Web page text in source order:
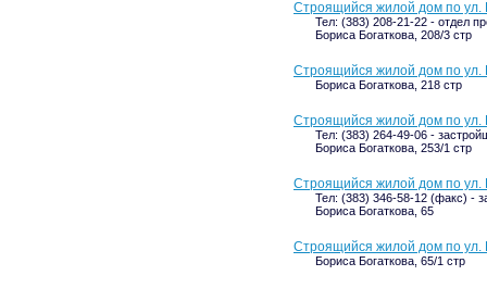
Строящийся жилой дом по ул.
Тел: (383) 208-21-22 - отдел
Бориса Богаткова, 208/3 стр
Строящийся жилой дом по ул.
Бориса Богаткова, 218 стр
Строящийся жилой дом по ул.
Тел: (383) 264-49-06 -
Бориса Богаткова, 253/1 стр
Строящийся жилой дом по ул.
Тел: (383) 346-58-12 (факс) -
Бориса Богаткова, 65
Строящийся жилой дом по ул.
Бориса Богаткова, 65/1 стр